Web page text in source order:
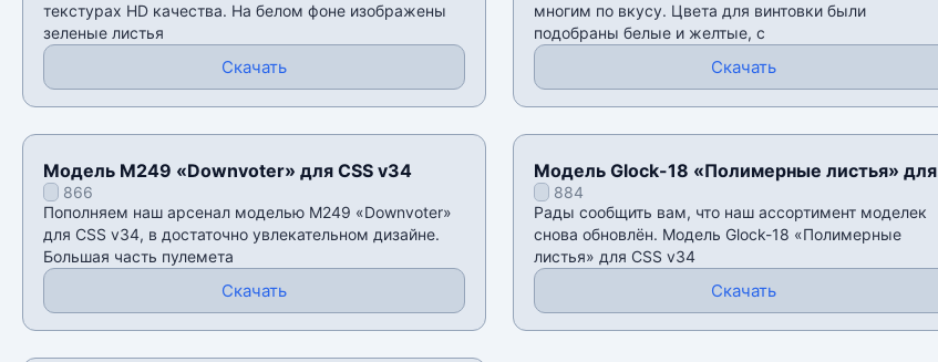
текстурах HD качества. На белом фоне изображены
зеленые листья
Скачать
многим по вкусу. Цвета для винтовки были
подобраны белые и желтые, с
Скачать
Модель M249 «Downvoter» для CSS v34
866
Пополняем наш арсенал моделью M249 «Downvoter»
для CSS v34, в достаточно увлекательном дизайне.
Большая часть пулемета
Скачать
Модель Glock-18 «Полимерные листья» для
CSS v34
884
Рады сообщить вам, что наш ассортимент моделек
снова обновлён. Модель Glock-18 «Полимерные
листья» для CSS v34
Скачать